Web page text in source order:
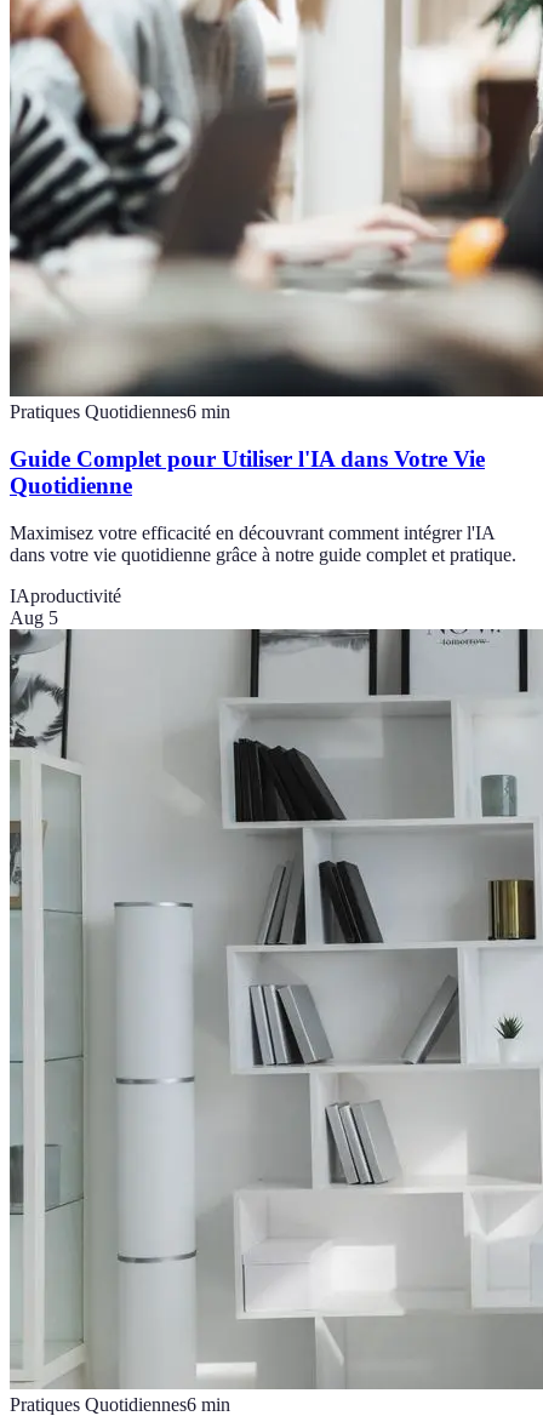
Pratiques Quotidiennes6 min
Guide Complet pour Utiliser l'IA dans Votre Vie
Quotidienne
Maximisez votre efficacité en découvrant comment intégrer l'IA
dans votre vie quotidienne grâce à notre guide complet et pratique.
IAproductivité
Aug 5
Pratiques Quotidiennes6 min